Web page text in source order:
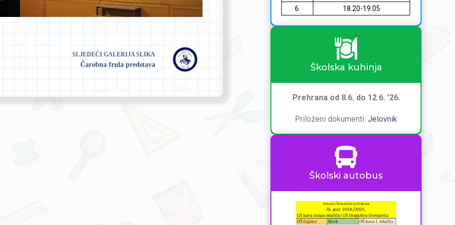
SLJEDEĆI GALERIJA SLIKA
Čarobna frula predstava
6.
18.20-19.05
Školska kuhinja
Prehrana od 8.6. do 12.6. ’26.
Priloženi dokumenti:Jelovnik
Školski autobus